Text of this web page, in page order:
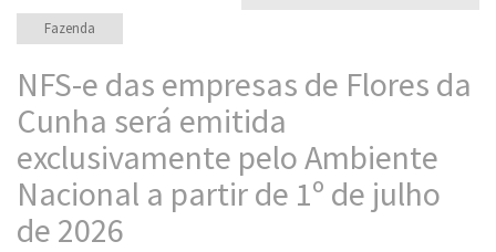
Fazenda
NFS-e das empresas de Flores da
Cunha será emitida
exclusivamente pelo Ambiente
Nacional a partir de 1º de julho
de 2026